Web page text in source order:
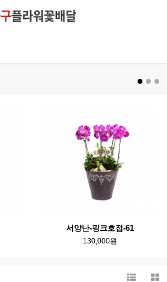
서양난-핑크호접-61
130,000원